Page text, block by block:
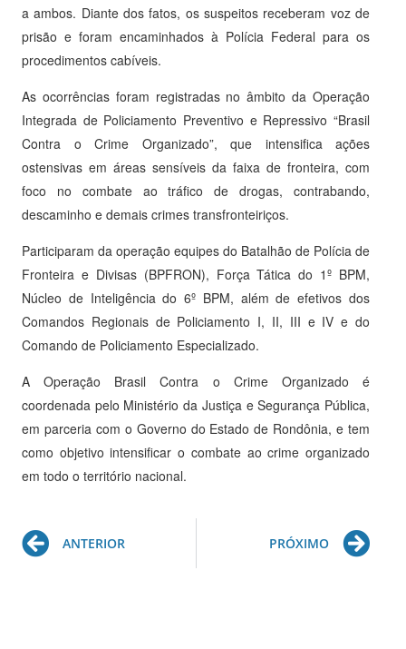
a ambos. Diante dos fatos, os suspeitos receberam voz de
prisão e foram encaminhados à Polícia Federal para os
procedimentos cabíveis.
As ocorrências foram registradas no âmbito da Operação
Integrada de Policiamento Preventivo e Repressivo “Brasil
Contra o Crime Organizado”, que intensifica ações
ostensivas em áreas sensíveis da faixa de fronteira, com
foco no combate ao tráfico de drogas, contrabando,
descaminho e demais crimes transfronteiriços.
Participaram da operação equipes do Batalhão de Polícia de
Fronteira e Divisas (BPFRON), Força Tática do 1º BPM,
Núcleo de Inteligência do 6º BPM, além de efetivos dos
Comandos Regionais de Policiamento I, II, III e IV e do
Comando de Policiamento Especializado.
A Operação Brasil Contra o Crime Organizado é
coordenada pelo Ministério da Justiça e Segurança Pública,
em parceria com o Governo do Estado de Rondônia, e tem
como objetivo intensificar o combate ao crime organizado
em todo o território nacional.
Prev
ANTERIOR PRÓXIMO